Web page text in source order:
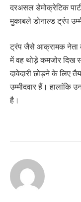
दरअसल डेमोक्रेटिक
मुकाबले डोनाल्ड ट्रंप
ट्रंप जैसे आक्रामक नेता
में वह थोड़े कमजोर दिख
दावेदारी छोड़ने के लिए
उम्मीदवार हैं। हालांकि
है।